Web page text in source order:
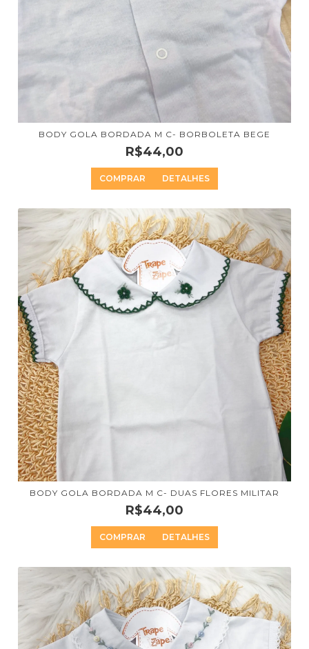
BODY GOLA BORDADA M C- BORBOLETA BEGE
R$44,00
COMPRAR DETALHES
BODY GOLA BORDADA M C- DUAS FLORES MILITAR
R$44,00
COMPRAR DETALHES